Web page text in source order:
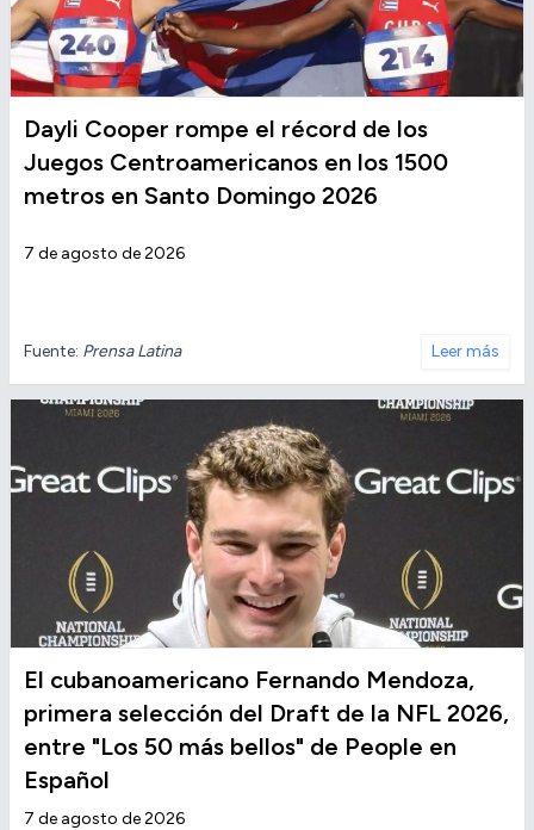
Dayli Cooper rompe el récord de los
Juegos Centroamericanos en los 1500
metros en Santo Domingo 2026
7 de agosto de 2026
Fuente: Prensa Latina Leer más
El cubanoamericano Fernando Mendoza,
primera selección del Draft de la NFL 2026,
entre "Los 50 más bellos" de People en
Español
7 de agosto de 2026